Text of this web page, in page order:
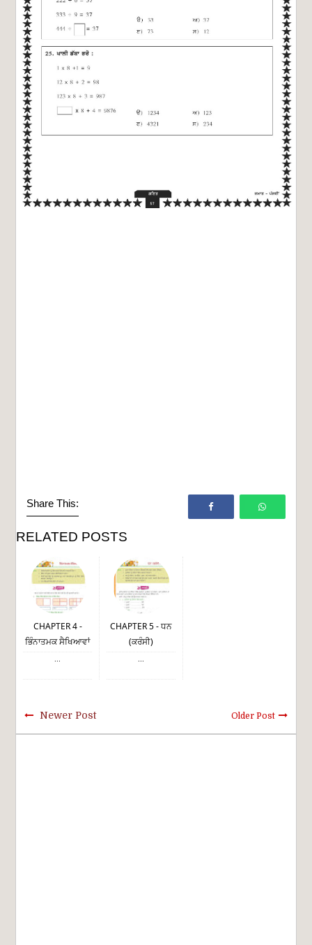
Share This:
RELATED POSTS
CHAPTER 4 -
ਭਿੰਨਾਤਮਕ ਸੈਖਿਆਵਾਂ
CHAPTER 5 - ਧਨ
(ਕਰੰਸੀ)
Newer Post Older Post